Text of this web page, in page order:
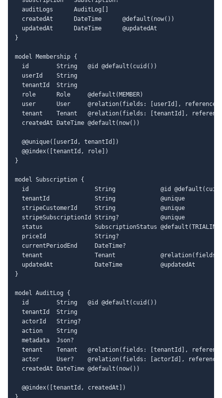
  auditLogs      AuditLog[]
  createdAt      DateTime      @default(now())
  updatedAt      DateTime      @updatedAt
}
model Membership {
  id        String   @id @default(cuid())
  userId    String
  tenantId  String
  role      Role     @default(MEMBER)
user      User     @relation(fields: [userId],
tenant    Tenant   @relation(fields: [tenantId],
  createdAt DateTime @default(now())
  @@unique([userId, tenantId])
  @@index([tenantId, role])
}
model Subscription {
id                   String             @id
  tenantId             String             @unique
  stripeCustomerId     String             @unique
  stripeSubscriptionId String?            @unique
status               SubscriptionStatus
  priceId              String?
  currentPeriodEnd     DateTime?
tenant               Tenant
  updatedAt            DateTime           @updatedAt
}
model AuditLog {
  id        String   @id @default(cuid())
  tenantId  String
  actorId   String?
  action    String
  metadata  Json?
tenant    Tenant   @relation(fields: [tenantId],
actor     User?    @relation(fields: [actorId],
  createdAt DateTime @default(now())
  @@index([tenantId, createdAt])